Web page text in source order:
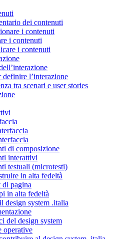
dei contenuti
i contenuti
i contenuti
i contenuti
definire l’interazione
tra scenari e user stories
di composizione
interattivi
testuali (microtesti)
in alta fedeltà
pagina
in alta fedeltà
design system .italia
del design system
operative